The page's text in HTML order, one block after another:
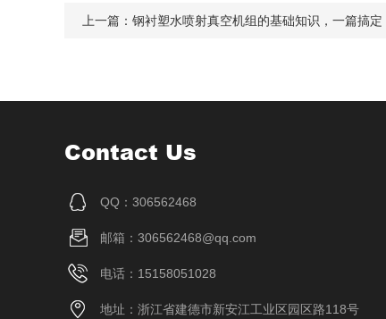
上一篇： 钢衬塑水喷射真空机组的基础知识，一篇搞定
Contact Us
QQ：306562468
邮箱：306562468@qq.com
电话：15158051028
地址：浙江省建德市新安江工业区园区路118号